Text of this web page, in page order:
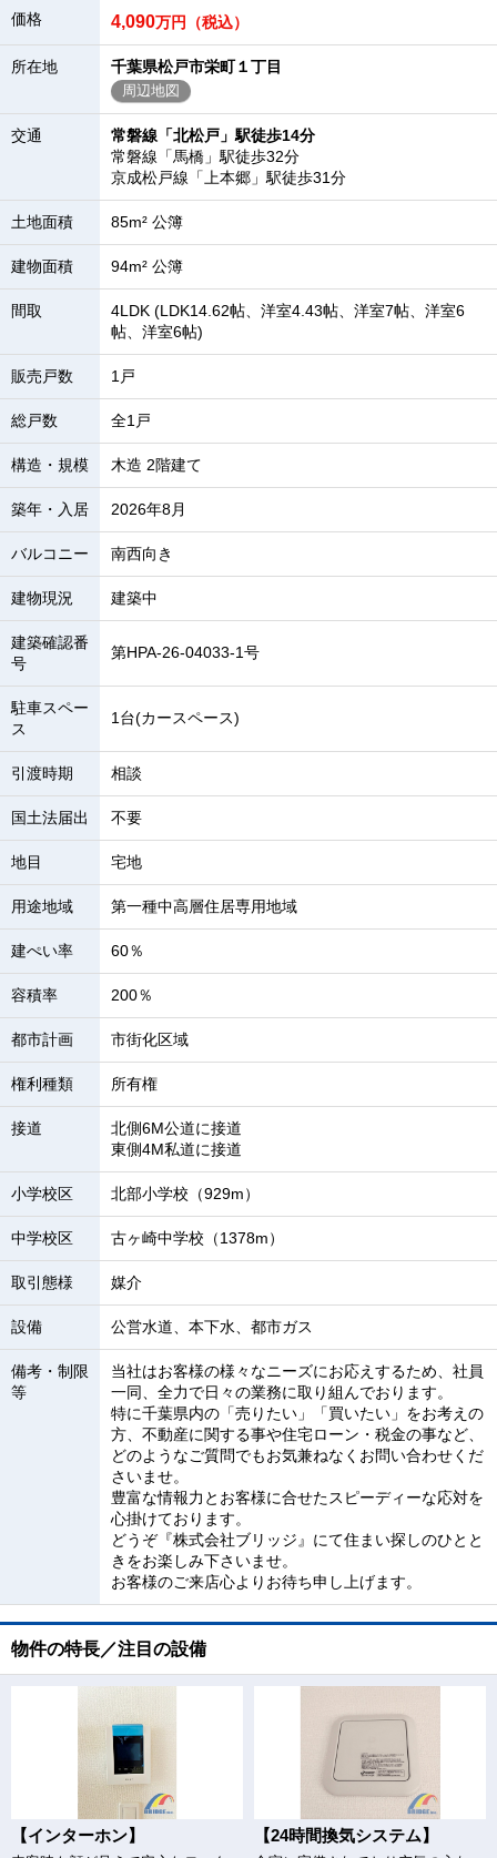
価格 4,090万円（税込）
所在地 千葉県松戸市栄町１丁目
周辺地図
交通
常磐線「北松戸」駅徒歩14分
常磐線「馬橋」駅徒歩32分
京成松戸線「上本郷」駅徒歩31分
土地面積 85m² 公簿
建物面積 94m² 公簿
間取
4LDK (LDK14.62帖、洋室4.43帖、洋室7帖、洋室6
帖、洋室6帖)
販売戸数 1戸
総戸数 全1戸
構造・規模 木造 2階建て
築年・入居 2026年8月
バルコニー 南西向き
建物現況 建築中
建築確認番
号
第HPA-26-04033-1号
駐車スペー
ス
1台(カースペース)
引渡時期 相談
国土法届出 不要
地目 宅地
用途地域 第一種中高層住居専用地域
建ぺい率 60％
容積率 200％
都市計画 市街化区域
権利種類 所有権
接道
北側6M公道に接道
東側4M私道に接道
小学校区 北部小学校（929m）
中学校区 古ヶ崎中学校（1378m）
取引態様 媒介
設備 公営水道、本下水、都市ガス
備考・制限
等
当社はお客様の様々なニーズにお応えするため、社員
一同、全力で日々の業務に取り組んでおります。
特に千葉県内の「売りたい」「買いたい」をお考えの
方、不動産に関する事や住宅ローン・税金の事など、
どのようなご質問でもお気兼ねなくお問い合わせくだ
さいませ。
豊富な情報力とお客様に合せたスピーディーな応対を
心掛けております。
どうぞ『株式会社ブリッジ』にて住まい探しのひとと
きをお楽しみ下さいませ。
お客様のご来店心よりお待ち申し上げます。
物件の特長／注目の設備
【インターホン】 【24時間換気システム】